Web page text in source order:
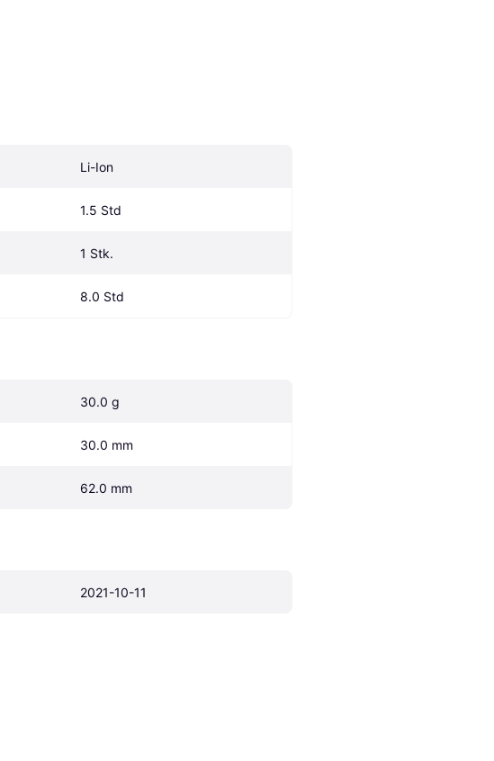
Li-Ion
1.5 Std
1 Stk.
8.0 Std
30.0 g
30.0 mm
62.0 mm
2021-10-11